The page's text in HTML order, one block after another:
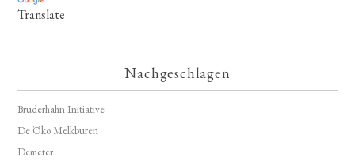
Translate
Nachgeschlagen
Bruderhahn Initiative
De Öko Melkburen
Demeter